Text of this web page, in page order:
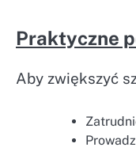
Praktyczne
Aby zwiększyć